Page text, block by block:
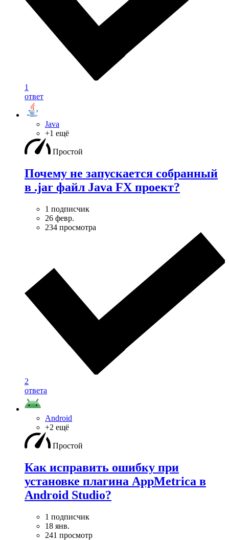
1
ответ
Java
+1 ещё
Простой
Почему не запускается собранный
в .jar файл Java FX проект?
1 подписчик
26 февр.
234 просмотра
2
ответа
Android
+2 ещё
Простой
Как исправить ошибку при
установке плагина AppMetrica в
Android Studio?
1 подписчик
18 янв.
241 просмотр